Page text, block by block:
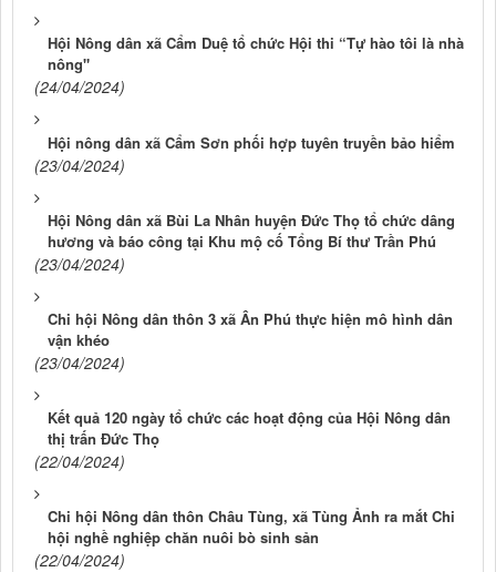
Hội Nông dân xã Cẩm Duệ tổ chức Hội thi “Tự hào tôi là nhà
nông"
(24/04/2024)
Hội nông dân xã Cẩm Sơn phối hợp tuyên truyền bảo hiểm
(23/04/2024)
Hội Nông dân xã Bùi La Nhân huyện Đức Thọ tổ chức dâng
hương và báo công tại Khu mộ cố Tổng Bí thư Trần Phú
(23/04/2024)
Chi hội Nông dân thôn 3 xã Ân Phú thực hiện mô hình dân
vận khéo
(23/04/2024)
Kết quả 120 ngày tổ chức các hoạt động của Hội Nông dân
thị trấn Đức Thọ
(22/04/2024)
Chi hội Nông dân thôn Châu Tùng, xã Tùng Ảnh ra mắt Chi
hội nghề nghiệp chăn nuôi bò sinh sản
(22/04/2024)